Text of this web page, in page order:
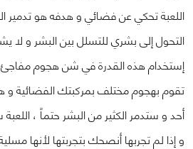
اللعبة تحكي عن فضائي و هدفه هو تدمير
التحول إلى بشري للتسلل بين البشر و لا
إستخدام هذه القدرة في شن هجوم
تقوم بهجوم مختلف بمركبتك الفضائية و
أحد و ستدمر الكثير من البشر حتماً ،
و إذا لم تجربها أنصحك بتجربتها لأنها